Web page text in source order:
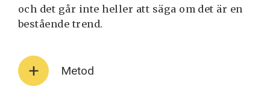
och det går inte heller att säga om det är en
bestående trend.
Metod